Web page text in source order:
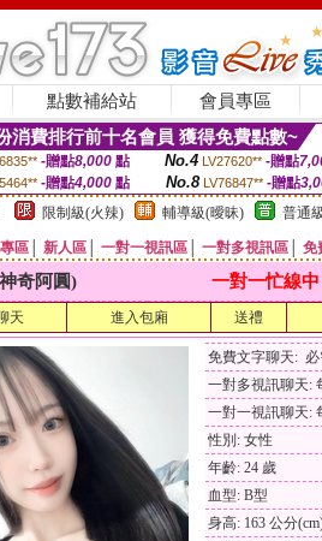
點數補給站 會員專區
消費排行前十名會員 獲得免費點數~
-贈點8,000點 No.4 LV27620** -贈點
-贈點4,000 點 No.8 LV76847** -贈點
限制級(火辣) 輔導級(曖昧) 普通
區 新人區 一對一視訊區 一對多視訊區 免
奇阿圓) 一對一忙線中
天 進入包廂 送禮
免費文字聊天:
一對多視訊聊天:
一對一視訊聊天:
性別: 女性
年齡: 24 歲
血型: B型
身高: 163 公分